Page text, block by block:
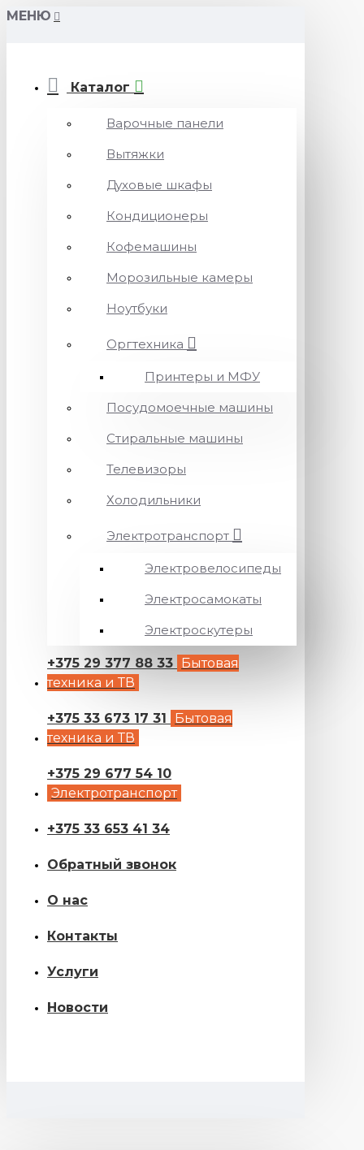
МЕНЮ
Каталог
Варочные панели
Вытяжки
Духовые шкафы
Кондиционеры
Кофемашины
Морозильные камеры
Ноутбуки
Оргтехника
Принтеры и МФУ
Посудомоечные машины
Стиральные машины
Телевизоры
Холодильники
Электротранспорт
Электровелосипеды
Электросамокаты
Электроскутеры
+375 29 377 88 33 Бытовая
техника и ТВ
+375 33 673 17 31
Бытовая
техника и ТВ
+375 29 677 54 10
Электротранспорт
+375 33 653 41 34
Обратный звонок
О нас
Контакты
Услуги
Новости